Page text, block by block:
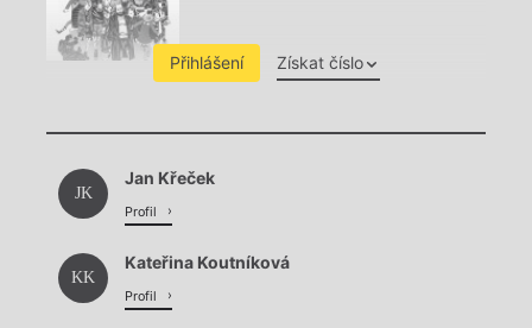
Přihlášení Získat číslo
Chviličku.
JK
Jan Křeček
Profil
KK
Kateřina Koutníková
Profil